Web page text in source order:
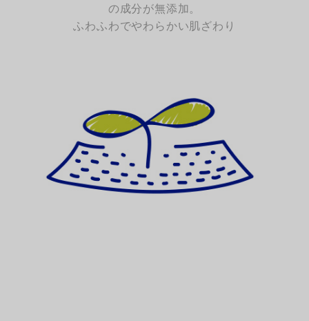
の成分が無添加。
ふわふわでやわらかい肌ざわり